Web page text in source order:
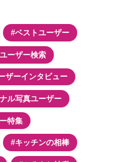
#ベストユーザー
ーザー検索
ザーインタビュー
ル写真ユーザー
特集
#キッチンの相棒